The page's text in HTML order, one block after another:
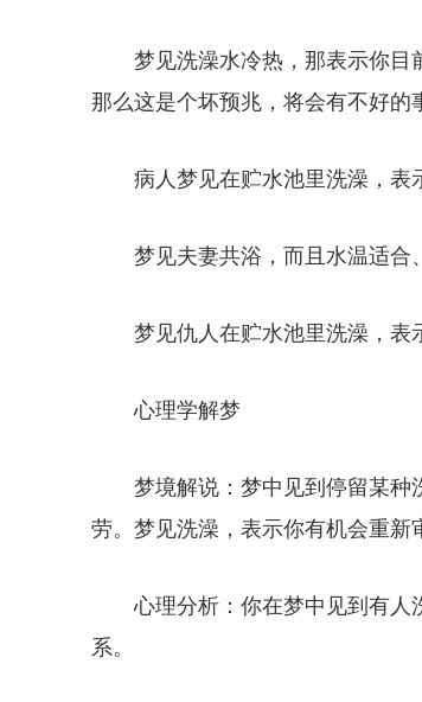
梦见洗澡水冷热，那表示你目
那么这是个坏预兆，将会有不好的
病人梦见在贮水池里洗澡，表
梦见夫妻共浴，而且水温适合
梦见仇人在贮水池里洗澡，表
心理学解梦
梦境解说：梦中见到停留某种
劳。梦见洗澡，表示你有机会重新
心理分析：你在梦中见到有人
系。